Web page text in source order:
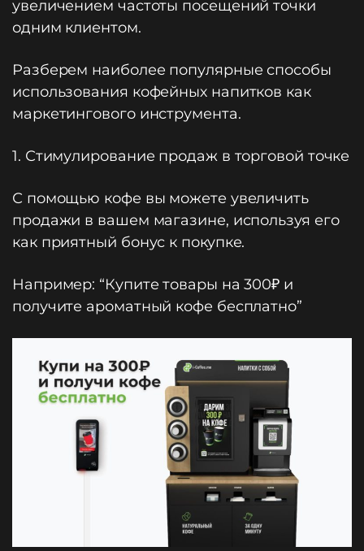
увеличением частоты посещений точки
одним клиентом.
Разберем наиболее популярные способы
использования кофейных напитков как
маркетингового инструмента.
1. Стимулирование продаж в торговой точке
С помощью кофе вы можете увеличить
продажи в вашем магазине, используя его
как приятный бонус к покупке.
Например: “Купите товары на 300₽ и
получите ароматный кофе бесплатно”